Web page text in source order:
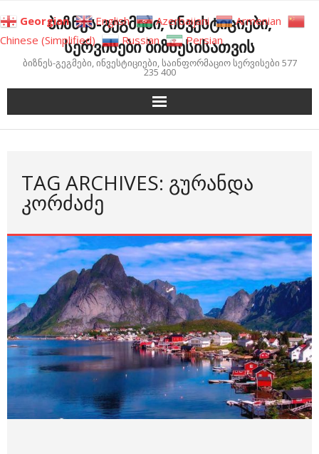
to
content
ბიზნეს-გეგმები, ინვესტიციები,
სერვისები ბიზნესისათვის
ბიზნეს-გეგმები, ინვესტიციები, საინფორმაციო სერვისები 577
235 400
TAG ARCHIVES: ᲒᲣᲠᲐᲜᲓᲐ
ᲙᲝᲠᲫᲐᲫᲔ
Georgian English Azerbaijani
Armenian
Chinese (Simplified)
Russian Persian